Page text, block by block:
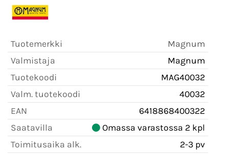
Tuotemerkki
Magnum
Valmistaja
Magnum
Tuotekoodi
MAG40032
Valm. tuotekoodi
40032
EAN
6418868400322
Saatavilla
Omassa varastossa 2 kpl
Toimitusaika alk.
2-3 pv